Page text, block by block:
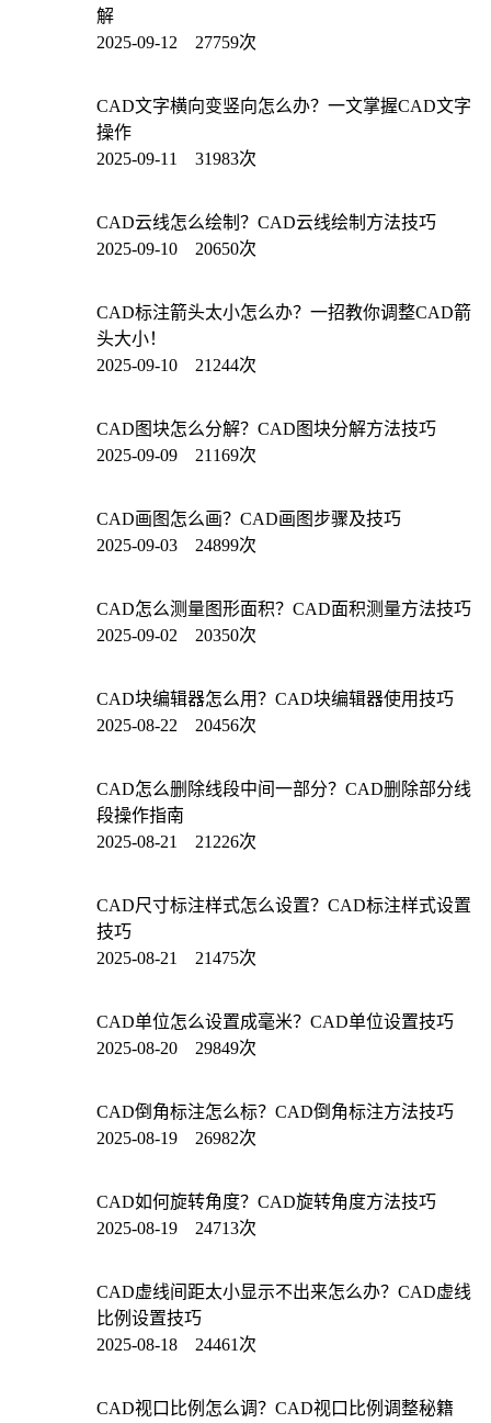
解
2025-09-12 27759次
CAD文字横向变竖向怎么办？一文掌握CAD文字
操作
2025-09-11 31983次
CAD云线怎么绘制？CAD云线绘制方法技巧
2025-09-10 20650次
CAD标注箭头太小怎么办？一招教你调整CAD箭
头大小！
2025-09-10 21244次
CAD图块怎么分解？CAD图块分解方法技巧
2025-09-09 21169次
CAD画图怎么画？CAD画图步骤及技巧
2025-09-03 24899次
CAD怎么测量图形面积？CAD面积测量方法技巧
2025-09-02 20350次
CAD块编辑器怎么用？CAD块编辑器使用技巧
2025-08-22 20456次
CAD怎么删除线段中间一部分？CAD删除部分线
段操作指南
2025-08-21 21226次
CAD尺寸标注样式怎么设置？CAD标注样式设置
技巧
2025-08-21 21475次
CAD单位怎么设置成毫米？CAD单位设置技巧
2025-08-20 29849次
CAD倒角标注怎么标？CAD倒角标注方法技巧
2025-08-19 26982次
CAD如何旋转角度？CAD旋转角度方法技巧
2025-08-19 24713次
CAD虚线间距太小显示不出来怎么办？CAD虚线
比例设置技巧
2025-08-18 24461次
CAD视口比例怎么调？CAD视口比例调整秘籍